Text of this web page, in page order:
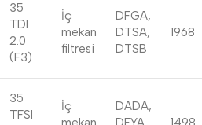
35
TDI
2.0
(F3)
İç
mekan
filtresi
DFGA,
DTSA,
DTSB
1968
35
TFSI
İç
DADA,